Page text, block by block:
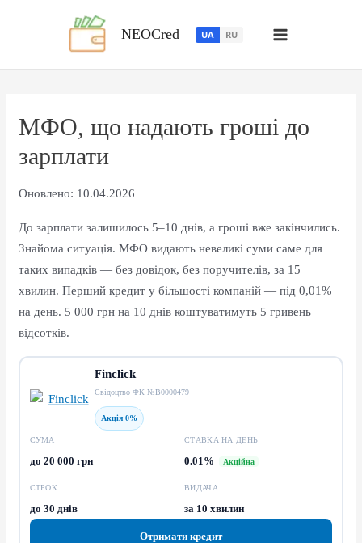
NEOCred UA RU
МФО, що надають гроші до
зарплати
Оновлено: 10.04.2026
До зарплати залишилось 5–10 днів, а гроші вже закінчились.
Знайома ситуація. МФО видають невеликі суми саме для
таких випадків — без довідок, без поручителів, за 15
хвилин. Перший кредит у більшості компаній — під 0,01%
на день. 5 000 грн на 10 днів коштуватимуть 5 гривень
відсотків.
Finclick
Свідоцтво ФК №В0000479
Акція 0%
СУМА
до 20 000 грн
СТАВКА НА ДЕНЬ
0.01% Акційна
СТРОК
до 30 днів
ВИДАЧА
за 10 хвилин
Отримати кредит